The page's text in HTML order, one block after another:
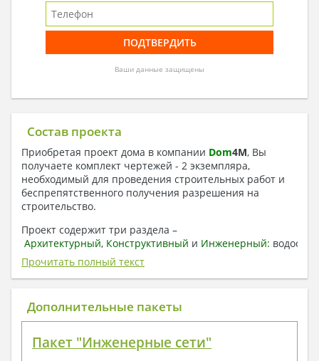
Ваши данные защищены
Состав проекта
Приобретая проект дома в компании Dom4M, Вы
получаете комплект чертежей - 2 экземпляра,
необходимый для проведения строительных работ и
беспрепятственного получения разрешения на
строительство.
Проект содержит три раздела –
Архитектурный, Конструктивный и Инженерный:
отопление, вентиляция, канализация,
электроснабжение (приобретается за дополнительную
плату) + Пояснительная записка.
1. Архитектурный раздел:
План координационных осей
Прочитать полный текст
Дополнительные пакеты
Пакет "Инженерные сети"